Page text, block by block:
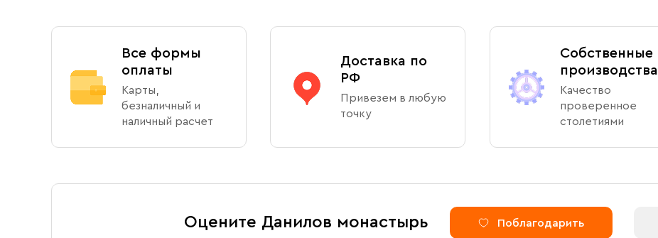
Все формы
оплаты
Карты,
безналичный и
наличный расчет
Доставка по
РФ
Привезем в любую
точку
Собственные
производства
Качество
проверенное
столетиями
Оцените Данилов монастырь Поблагодарить